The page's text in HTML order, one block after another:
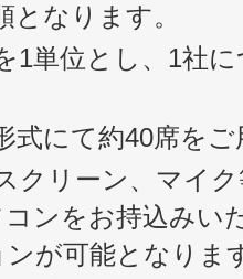
となります。
1単位とし、1社
式にて約40席を
クリーン、マイ
ンをお持込みい
が可能となりま